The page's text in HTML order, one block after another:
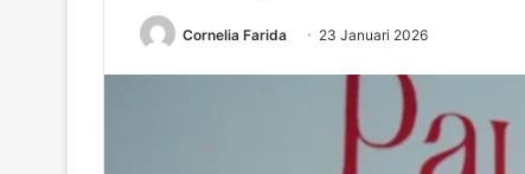
Cornelia Farida 23 Januari 2026